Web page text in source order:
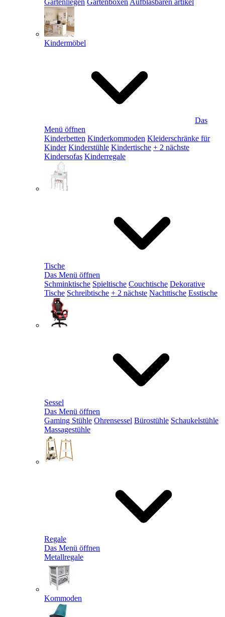
Gartenliegen Gartenboxen Aufblasbaren artikel
Kindermöbel
Das
Menü öffnen
Kinderbetten Kinderkommoden Kleiderschränke für
Kinder Kinderstühle Kindertische + 2 nächste
Kindersofas Kinderregale
Tische
Das Menü öffnen
Schminktische Spieltische Couchtische Dekorative
Tische Schreibtische + 2 nächste Nachttische Esstische
Sessel
Das Menü öffnen
Gaming Stühle Ohrensessel Bürostühle Schaukelstühle
Massagestühle
Regale
Das Menü öffnen
Metallregale
Kommoden